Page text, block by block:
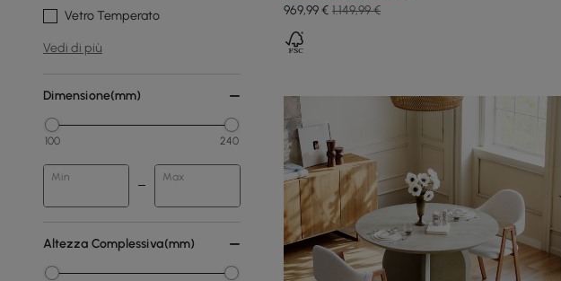
Vetro Temperato
Vedi di più
Dimensione(mm)
100 240
Min Max
Altezza Complessiva(mm)
969,99€ 1.149,99 €